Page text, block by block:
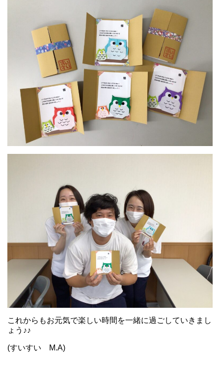
これからもお元気で楽しい時間を一緒に過ごしていきまし
ょう♪♪
(すいすい M.A)